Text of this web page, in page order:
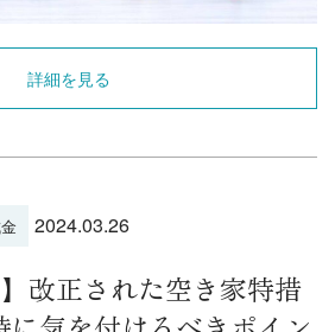
詳細を見る
2024.03.26
改正された空き家特措